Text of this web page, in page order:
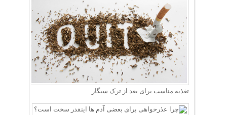
تغذیه مناسب برای بعد از ترک سیگار